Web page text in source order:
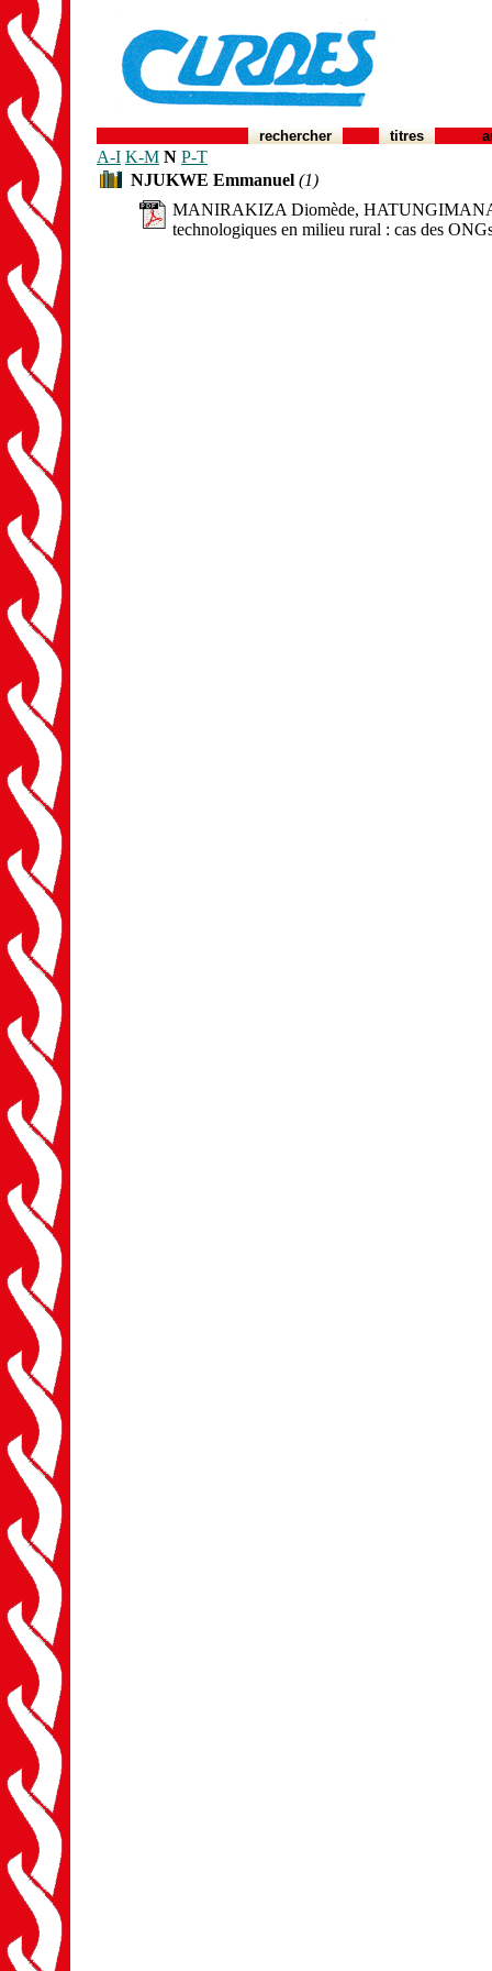
rechercher titres
A-I K-M N P-T
NJUKWE Emmanuel (1)
MANIRAKIZA Diomède, HATUNGIMANA
technologiques en milieu rural : cas des